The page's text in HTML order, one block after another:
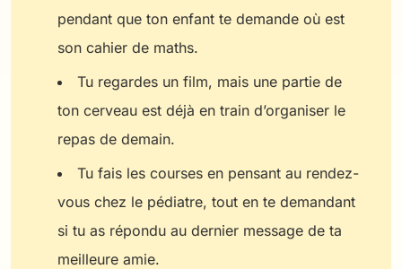
pendant que ton enfant te demande où est
son cahier de maths.
Tu regardes un film, mais une partie de
ton cerveau est déjà en train d’organiser le
repas de demain.
Tu fais les courses en pensant au rendez-
vous chez le pédiatre, tout en te demandant
si tu as répondu au dernier message de ta
meilleure amie.